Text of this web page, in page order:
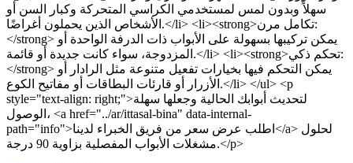
سهلاً وبدون لمس لمستخدمي الكراسي المتحركة وكبار السن أو
الأشخاص الذين يحملون أغراضًا.</li> <li><strong>تكامل مرن:
</strong> يمكن تركيبها بسهولة على الأبواب ذات الدرفة الواحدة أو
المزدوجة، سواء كانت جديدة أو قائمة.</li> <li><strong>تحكم ذكي:
</strong> يمكن التحكم فيها بخيارات تفعيل متنوعة مثل الرادار أو
الأزرار أو قارئات البطاقات أو مفاتيح الكوع.</li> </ul> <p
style="text-align: right;">لتحديث أبوابك الحالية وجعلها سهلة
الوصول، <a href="../ar/ittasal-bina" data-internal-
path="info">اطلب عرض سعر من فريق الخبراء لدينا</a> لحلول
مشغلات الأبواب المفصلية بزاوية 90 درجة.</p>